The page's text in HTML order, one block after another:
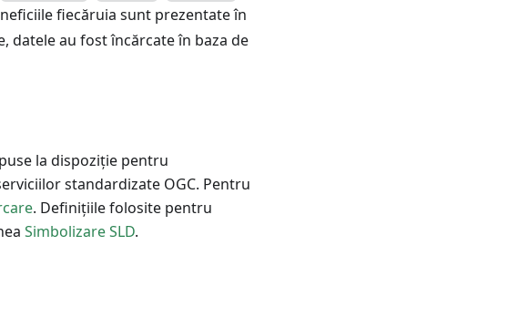
fiecăruia sunt prezentate în
datele au fost încărcate în baza de
la dispoziție pentru
standardizate OGC. Pentru
. Definițiile folosite pentru
Simbolizare SLD.